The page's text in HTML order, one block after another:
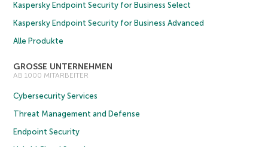
Kaspersky Endpoint Security for Business Select
Kaspersky Endpoint Security for Business Advanced
Alle Produkte
GROSSE UNTERNEHMEN
AB 1000 MITARBEITER
Cybersecurity Services
Threat Management and Defense
Endpoint Security